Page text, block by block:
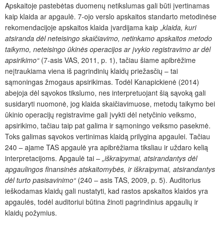
Apskaitoje pastebėtas duomenų netikslumas gali būti įvertinamas
kaip klaida ar apgaulė. 7-ojo verslo apskaitos standarto metodinėse
rekomendacijoje apskaitos klaida įvardijama kaip „klaida, kuri
atsiranda dėl neteisingo skaičiavimo, netinkamo apskaitos metodo
taikymo, neteisingo ūkinės operacijos ar įvykio registravimo ar dėl
apsirikimo“(7-asis VAS, 2011, p. 1), tačiau šiame apibrėžime
neįtraukiama viena iš pagrindinių klaidų priežasčių – tai
sąmoningas žmogaus apsirikimas. Todėl Kanapickienė (2014)
abejoja dėl sąvokos tikslumo, nes interpretuojant šią sąvoką gali
susidaryti nuomonė, jog klaida skaičiavimuose, metodų taikymo bei
ūkinio operacijų registravime gali įvykti dėl netyčinio veiksmo,
apsirikimo, tačiau taip pat galima ir sąmoningo veiksmo pasekmė.
Toks galimas sąvokos vertinimas klaidą prilygina apgaulei. Tačiau
240 – ajame TAS apgaulė yra apibrėžiama tiksliau ir uždaro kelią
interpretacijoms. Apgaulė tai – „iškraipymai, atsirandantys dėl
apgaulingos finansinės atskaitomybės, ir iškraipymai, atsirandantys
dėl turto pasisavinimo“ (240 – asis TAS, 2009, p. 5). Auditorius
ieškodamas klaidų gali nustatyti, kad rastos apskaitos klaidos yra
apgaulės, todėl auditoriui būtina žinoti pagrindinius apgaulių ir
klaidų požymius.